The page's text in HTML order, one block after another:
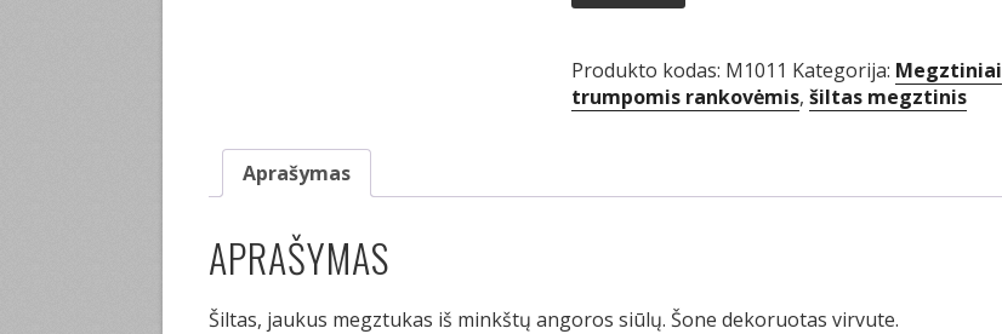
Produkto kodas: M1011 Kategorija: Megztiniai
trumpomis rankovėmis, šiltas megztinis
Aprašymas
APRAŠYMAS
Šiltas, jaukus megztukas iš minkštų angoros siūlų. Šone dekoruotas virvute.